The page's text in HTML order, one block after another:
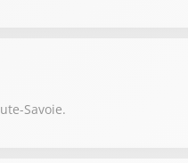
Savoie.